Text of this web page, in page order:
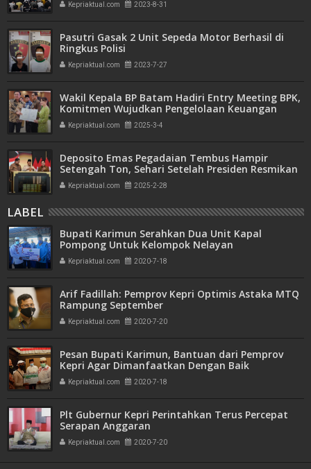
Kepriaktual.com 2023-8-31
Pasutri Gasak 2 Unit Sepeda Motor Berhasil di
Ringkus Polisi
Kepriaktual.com 2023-7-27
Wakil Kepala BP Batam Hadiri Entry Meeting BPK,
Komitmen Wujudkan Pengelolaan Keuangan
Transparan dan Akuntabel
Kepriaktual.com 2025-3-4
Deposito Emas Pegadaian Tembus Hampir
Setengah Ton, Sehari Setelah Presiden Resmikan
Bank Emas
Kepriaktual.com 2025-2-28
LABEL
Bupati Karimun Serahkan Dua Unit Kapal
Pompong Untuk Kelompok Nelayan
Kepriaktual.com 2020-7-18
Arif Fadillah: Pemprov Kepri Optimis Astaka MTQ
Rampung September
Kepriaktual.com 2020-7-20
Pesan Bupati Karimun, Bantuan dari Pemprov
Kepri Agar Dimanfaatkan Dengan Baik
Kepriaktual.com 2020-7-18
Plt Gubernur Kepri Perintahkan Terus Percepat
Serapan Anggaran
Kepriaktual.com 2020-7-20